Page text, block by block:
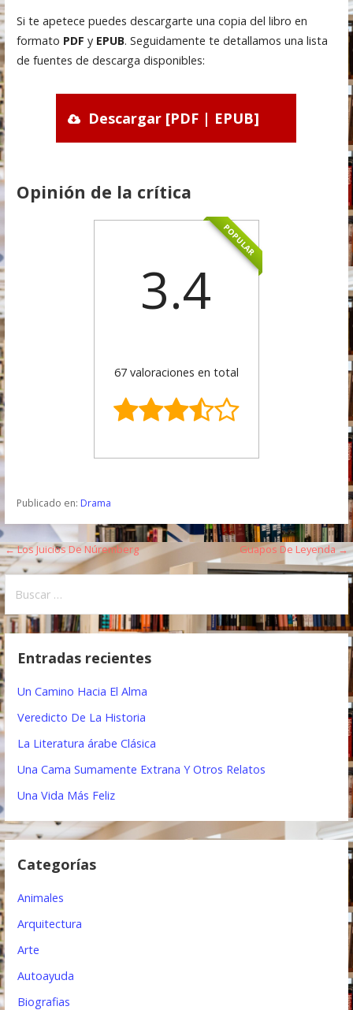
Si te apetece puedes descargarte una copia del libro en
formato PDF y EPUB. Seguidamente te detallamos una lista
de fuentes de descarga disponibles:
Descargar [PDF | EPUB]
Opinión de la crítica
POPULAR
3.4
67 valoraciones en total
Publicado en: Drama
N
a
v
e
a
ó
d
n
← Los Juicios De Núremberg Guapos De Leyenda →
s
Entradas recientes
Un Camino Hacia El Alma
Veredicto De La Historia
La Literatura árabe Clásica
Una Cama Sumamente Extrana Y Otros Relatos
Una Vida Más Feliz
Categorías
Animales
Arquitectura
Arte
Autoayuda
Biografias